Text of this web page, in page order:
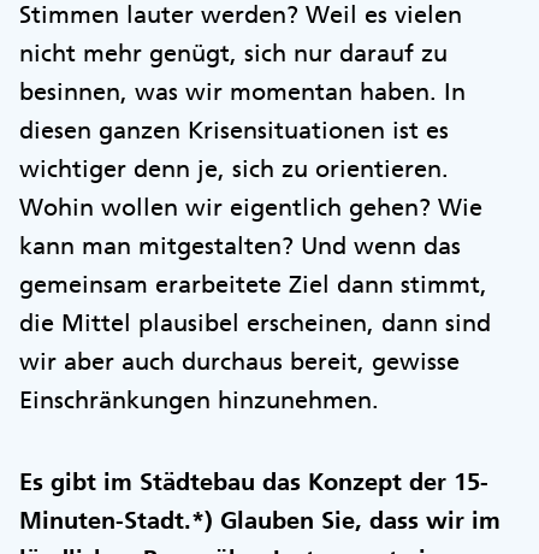
Stimmen lauter werden? Weil es vielen
nicht mehr genügt, sich nur darauf zu
besinnen, was wir momentan haben. In
diesen ganzen Krisensituationen ist es
wichtiger denn je, sich zu orientieren.
Wohin wollen wir eigentlich gehen? Wie
kann man mitgestalten? Und wenn das
gemeinsam erarbeitete Ziel dann stimmt,
die Mittel plausibel erscheinen, dann sind
wir aber auch durchaus bereit, gewisse
Einschränkungen hinzunehmen.
Es gibt im Städtebau das Konzept der 15-
Minuten-Stadt.*) Glauben Sie, dass wir im